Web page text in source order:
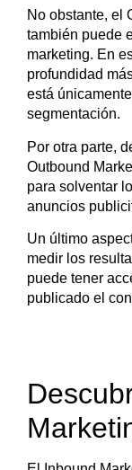
No obstante, el
también puede
marketing. En
profundidad
está
segmentación.
Por otra parte,
Outbound
para solventar
anuncios
Un último
medir los
puede tener
publicado el